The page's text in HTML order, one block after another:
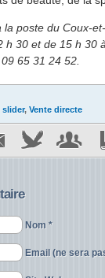
la poste du Coux-
h 30 et de 15 h 30
65 31 24 52.
slider, Vente directe
Nom *
Email (ne sera